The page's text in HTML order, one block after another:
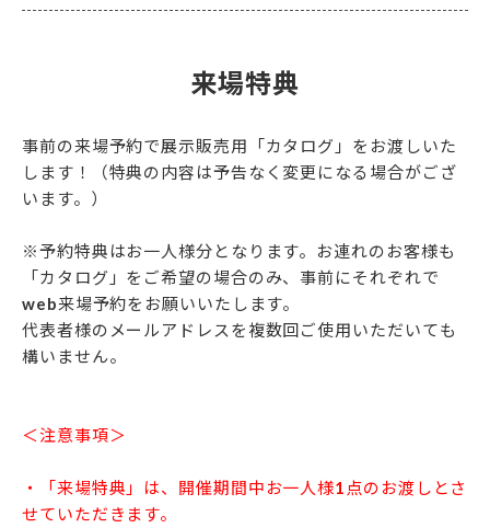
来場特典
事前の来場予約で展示販売用「カタログ」をお渡しいた
します！（特典の内容は予告なく変更になる場合がござ
います。）
※予約特典はお一人様分となります。お連れのお客様も
「カタログ」をご希望の場合のみ、事前にそれぞれで
web来場予約をお願いいたします。
代表者様のメールアドレスを複数回ご使用いただいても
構いません。
＜注意事項＞
・「来場特典」は、開催期間中お一人様1点のお渡しとさ
せていただきます。